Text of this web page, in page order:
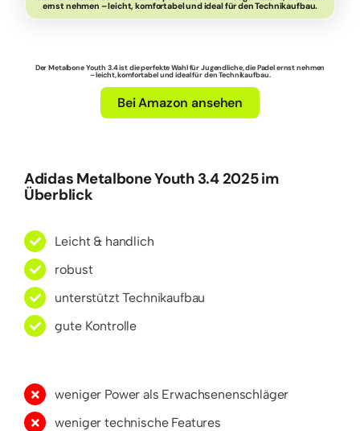
ernst nehmen – leicht, komfortabel und ideal für den Technikaufbau.
Der Metalbone Youth 3.4 ist die perfekte Wahl für Jugendliche, die Padel ernst nehmen
– leicht, komfortabel und ideal für den Technikaufbau.
Bei Amazon ansehen
Adidas Metalbone Youth 3.4 2025 im
Überblick
Leicht & handlich
robust
unterstützt Technikaufbau
gute Kontrolle
weniger Power als Erwachsenenschläger
weniger technische Features